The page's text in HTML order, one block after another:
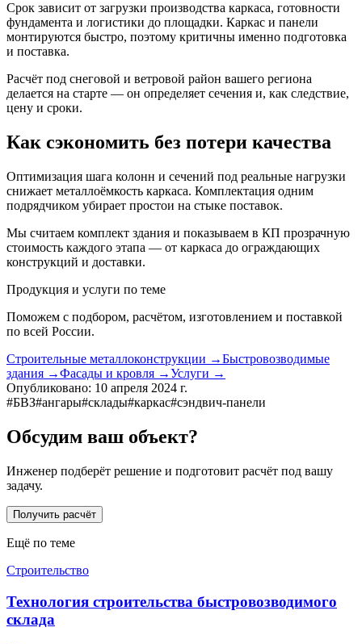
Срок зависит от загрузки производства каркаса, готовности
фундамента и логистики до площадки. Каркас и панели
монтируются быстро, поэтому критичны именно подготовка
и поставка.
Расчёт под снеговой и ветровой район вашего региона
делается на старте — он определяет сечения и, как следствие,
цену и сроки.
Как сэкономить без потери качества
Оптимизация шага колонн и сечений под реальные нагрузки
снижает металлоёмкость каркаса. Комплектация одним
подрядчиком убирает простои на стыке поставок.
Мы считаем комплект здания и показываем в КП прозрачную
стоимость каждого этапа — от каркаса до ограждающих
конструкций и доставки.
Продукция и услуги по теме
Поможем с подбором, расчётом, изготовлением и поставкой
по всей России.
Строительные металлоконструкции →Быстровозводимые
здания →Фасады и кровля →Услуги →
Опубликовано: 10 апреля 2024 г.
#БВЗ#ангары#склады#каркас#сэндвич-панели
Обсудим ваш объект?
Инженер подберёт решение и подготовит расчёт под вашу
задачу.
Получить расчёт
Ещё по теме
Строительство
Технология строительства быстровозводимого
склада